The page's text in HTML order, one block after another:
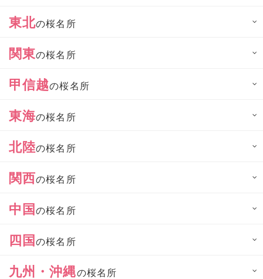
東北の桜名所
関東の桜名所
甲信越の桜名所
東海の桜名所
北陸の桜名所
関西の桜名所
中国の桜名所
四国の桜名所
九州・沖縄の桜名所